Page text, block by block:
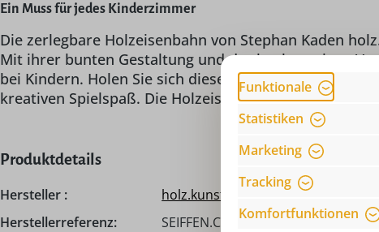
Ein Muss für jedes Kinderzimmer
Die zerlegbare Holzeisenbahn von Stephan Kaden
Mit ihrer bunten Gestaltung und der hochwertigen
bei Kindern. Holen Sie sich dieses besondere Stück
kreativen Spielspaß. Die Holzeisenbahn ist ein
Produktdetails
Hersteller :
holz.kunst Stephan Kaden
Herstellerreferenz:
SEIFFEN.COM by Nestler GmbH, c/
Funktionale
Statistiken
Marketing
Tracking
Komfortfunktionen